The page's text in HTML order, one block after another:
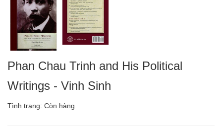
Phan Chau Trinh and His Political
Writings - Vinh Sinh
Tình trạng: Còn hàng